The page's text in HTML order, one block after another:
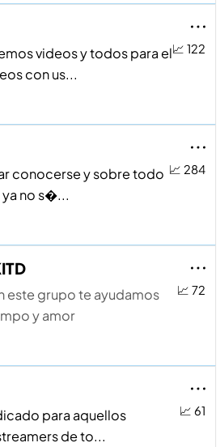
📈 122
videos y todos para el
con us...
📈 284
conocerse y sobre todo
no s�...
📈 72
este grupo te ayudamos
y amor
📈 61
para aquellos
de to...